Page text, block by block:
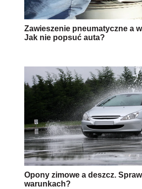
Zawieszenie pneumatyczne a
Jak nie popsuć auta?
Opony zimowe a deszcz.
warunkach?